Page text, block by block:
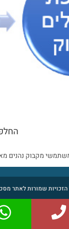
הזכויות שמורות לאתר